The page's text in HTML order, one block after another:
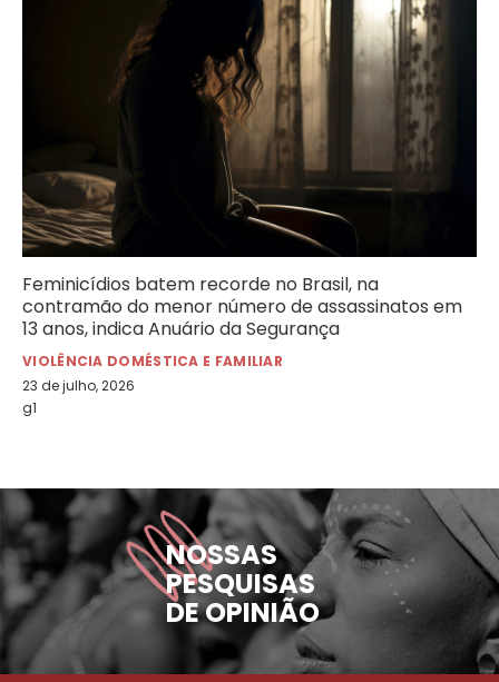
Feminicídios batem recorde no Brasil, na
contramão do menor número de assassinatos em
13 anos, indica Anuário da Segurança
VIOLÊNCIA DOMÉSTICA E FAMILIAR
23 de julho, 2026
g1
NOSSAS
PESQUISAS
DE OPINIÃO